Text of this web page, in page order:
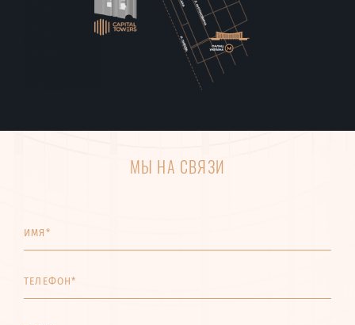
МЫ НА СВЯЗИ
ИМЯ*
ТЕЛЕФОН*